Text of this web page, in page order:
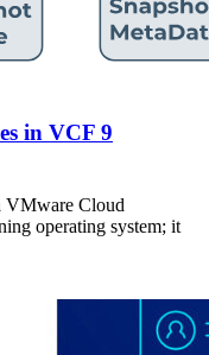
in VCF 9
VMware Cloud
operating system; it